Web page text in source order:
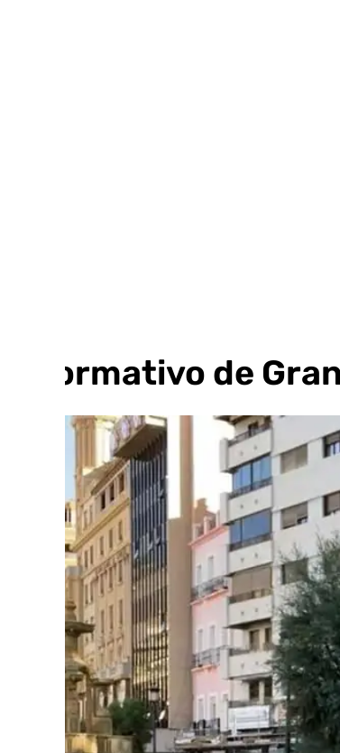
Informativo de